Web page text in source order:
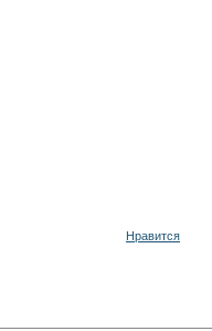
Нравится